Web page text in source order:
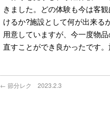
きました。どの体験も今は客
けるか?施設として何が出来る
用意していますが、今一度物
直すことができ良かったです
← 節分レク 2023.2.3